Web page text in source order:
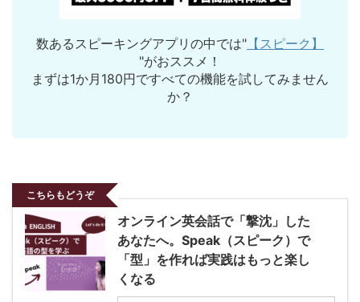
数あるスピーキングアプリの中では" 【スピーク】
"がおススメ！
まずは1か月180円ですべての機能を試してみません
か？
こちらもどうぞ
オンライン英会話で「撃沈」した
あなたへ。Speak（スピーク）で
「型」を作れば実践はもっと楽し
くなる